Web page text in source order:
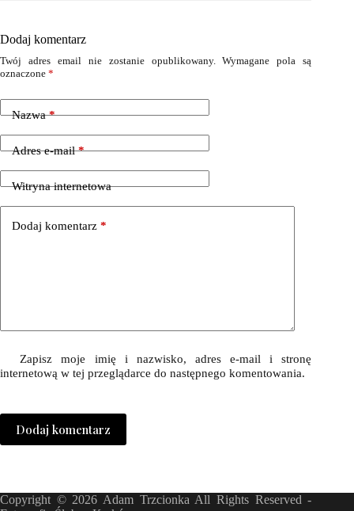
Dodaj komentarz
Twój adres email nie zostanie opublikowany. Wymagane pola są
oznaczone *
Nazwa*
Adres e-mail*
Witryna internetowa
Dodaj komentarz *
Zapisz moje imię i nazwisko, adres e-mail i stronę
internetową w tej przeglądarce do następnego komentowania.
Dodaj komentarz
Copyright © 2026 Adam Trzcionka All Rights Reserved -